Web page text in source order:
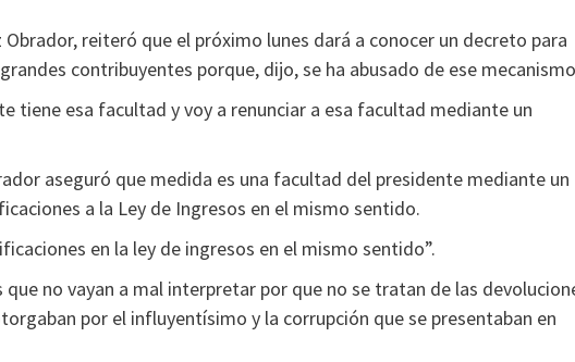
reiteró que el próximo lunes dará a conocer un decreto para
contribuyentes porque, dijo, se ha abusado de ese
tiene esa facultad y voy a renunciar a esa facultad mediante un
aseguró que medida es una facultad del presidente mediante un
a la Ley de Ingresos en el mismo sentido.
en la ley de ingresos en el mismo sentido”.
no vayan a mal interpretar por que no se tratan de las
por el influyentísimo y la corrupción que se presentaban en